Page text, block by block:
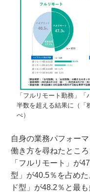
「フルリモート勤務」
半数を超える結果に（「
べ）
自身の業務パフォー
働き方を尋ねたとこ
「フルリモート」が
型」が40.5％を占め
ド型」が48.2％と最